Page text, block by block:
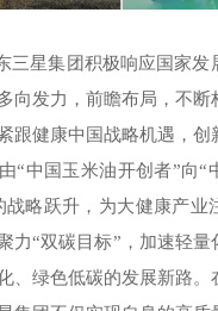
三星集团积极响应国家发
向发力，前瞻布局，不断
跟健康中国战略机遇，创
“中国玉米油开创者”向“
战略跃升，为大健康产业
力“双碳目标”，加速轻量
、绿色低碳的发展新路。